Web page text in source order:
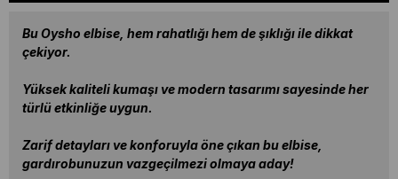
Bu Oysho elbise, hem rahatlığı hem de şıklığı ile dikkat
çekiyor.
Yüksek kaliteli kumaşı ve modern tasarımı sayesinde her
türlü etkinliğe uygun.
Zarif detayları ve konforuyla öne çıkan bu elbise,
gardırobunuzun vazgeçilmezi olmaya aday!